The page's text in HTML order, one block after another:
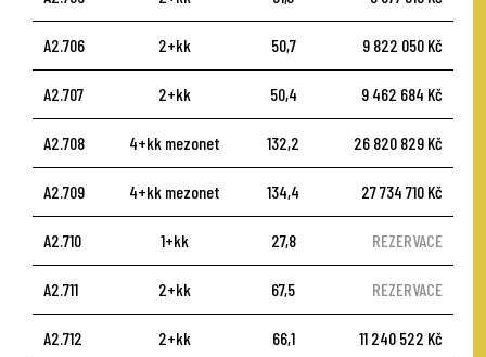
A2.706 2+kk 50,7 9 822 050 Kč
A2.707 2+kk 50,4 9 462 684 Kč
A2.708 4+kk mezonet 132,2 26 820 829 Kč
A2.709 4+kk mezonet 134,4 27 734 710 Kč
A2.710 1+kk 27,8 REZERVACE
A2.711 2+kk 67,5 REZERVACE
A2.712 2+kk 66,1 11 240 522 Kč